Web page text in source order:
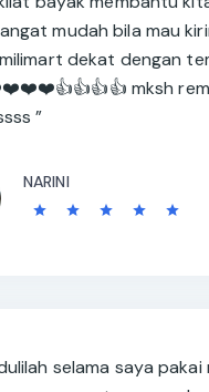
mudah bila mau
dekat dengan
mksh
”
NARINI
selama saya